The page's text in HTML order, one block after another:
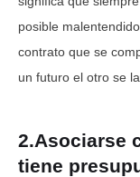
posible
contrato que se
un futuro el otro se
2.Asociarse
tiene